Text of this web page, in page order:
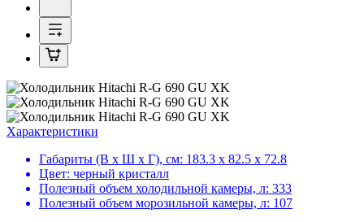
Характеристики
Габариты (В х Ш х Г), см: 183.3 х 82.5 х 72.8
Цвет: черный кристалл
Полезный объем холодильной камеры, л: 333
Полезный объем морозильной камеры, л: 107